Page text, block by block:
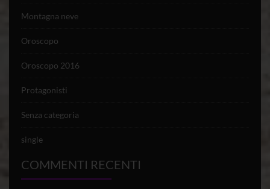
Montagna neve
Oroscopo
Oroscopo 2016
Protagonisti
Senza categoria
single
COMMENTI RECENTI